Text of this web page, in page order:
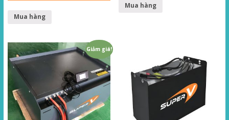
Mua hàng
Mua hàng
Giảm giá!